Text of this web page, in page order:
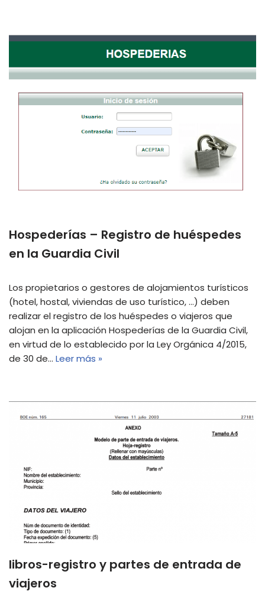
Hospederías – Registro de huéspedes
en la Guardia Civil
Los propietarios o gestores de alojamientos turísticos
(hotel, hostal, viviendas de uso turístico, …) deben
realizar el registro de los huéspedes o viajeros que
alojan en la aplicación Hospederías de la Guardia Civil,
en virtud de lo establecido por la Ley Orgánica 4/2015,
de 30 de… Leer más »
libros-registro y partes de entrada de
viajeros